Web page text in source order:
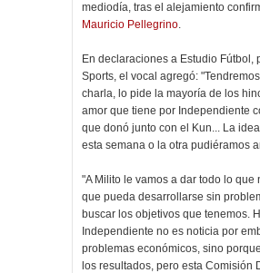
mediodía, tras el alejamiento
Mauricio Pellegrino.
En declaraciones a Estudio Fútbol,
Sports, el vocal agregó:
charla, lo pide la mayoría de los
amor que tiene por Independiente
que donó junto con el Kun... La
esta semana o la otra pudiéramos
"A Milito le vamos a dar todo lo que
que pueda desarrollarse sin
buscar los objetivos que tenemos.
Independiente no es noticia por
problemas económicos, sino
los resultados, pero esta Comisión